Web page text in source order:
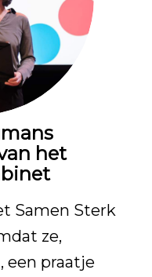
het
Samen Sterk
ze,
een praatje